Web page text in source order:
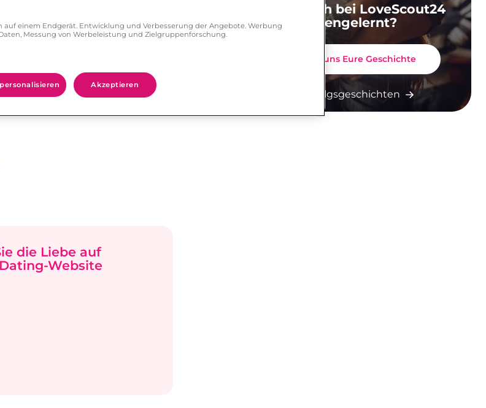
am attraktivsten oder
Mann.
Hochzeit…)?
die Liebe auf
Website
Ihr habt Euch bei LoveScout24
kennengelernt?
Erzählt uns Eure Geschichte
Mehr Erfolgsgeschichten
einem Endgerät. Entwicklung und Verbesserung der Angebote. Werbung
Messung von Werbeleistung und Zielgruppenforschung.
Akzeptieren